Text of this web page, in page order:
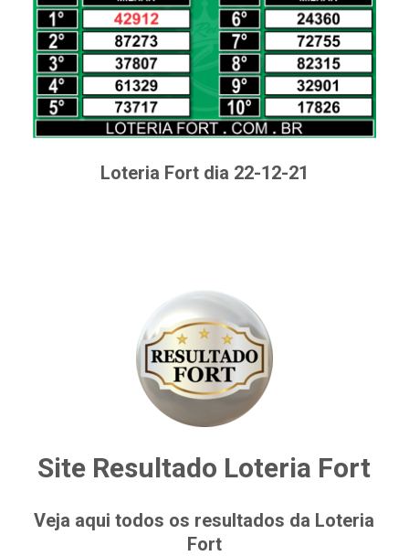
Loteria Fort dia 22-12-21
Site Resultado Loteria Fort
Veja aqui todos os resultados da Loteria
Fort